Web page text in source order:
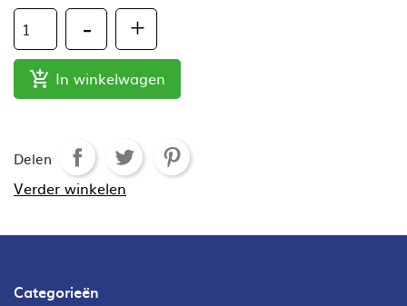
 In winkelwagen
Delen
Verder winkelen
Categorieën